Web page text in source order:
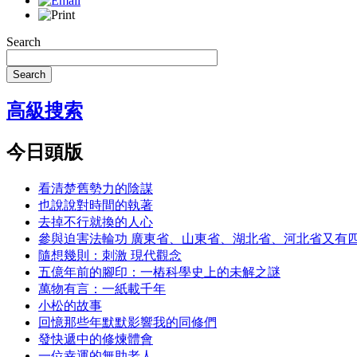
Search
Search
高級搜索
今日頭版
看清楚舊勢力的陰謀
也說說對時間的執著
去掉不行就換的人心
參與迫害法輪功 廣東省、山東省、湖北省、河北省又有
隨想幾則：刺激 現代觀念
五億年前的腳印：一樁科學史上的未解之謎
萬物有言：一紙載千年
小松的故事
回憶那些年默默影響我的同修們
發快遞中的修煉體會